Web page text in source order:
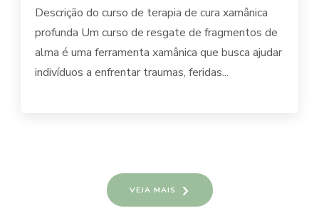
Descrição do curso de terapia de cura xamânica
profunda Um curso de resgate de fragmentos de
alma é uma ferramenta xamânica que busca ajudar
indivíduos a enfrentar traumas, feridas...
VEJA MAIS